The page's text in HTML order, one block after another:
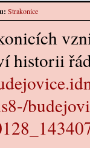
Strakonice
historii